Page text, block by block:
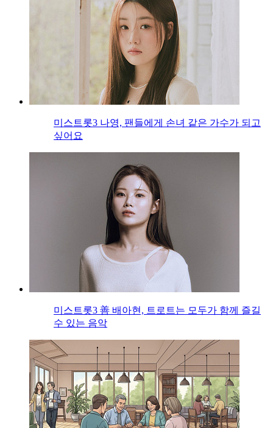
미스트롯3 나영, 팬들에게 손녀 같은 가수가 되고
싶어요
미스트롯3 善 배아현, 트로트는 모두가 함께 즐길
수 있는 음악